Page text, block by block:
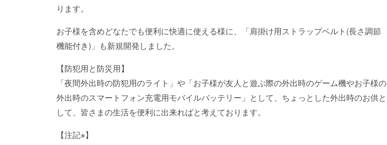
ります。
お子様を含めどなたでも便利に快適に使える様に、「肩掛け用ストラップベルト(長さ調節
機能付き)」も新規開発しました。
【防犯用と防災用】
「夜間外出時の防犯用のライト」や「お子様が友人と遊ぶ際の外出時のゲーム機やお子様の
外出時のスマートフォン充電用モバイルバッテリー」として、ちょっとした外出時のお供と
して、皆さまの生活を便利に出来ればと考えております。
【注記※】